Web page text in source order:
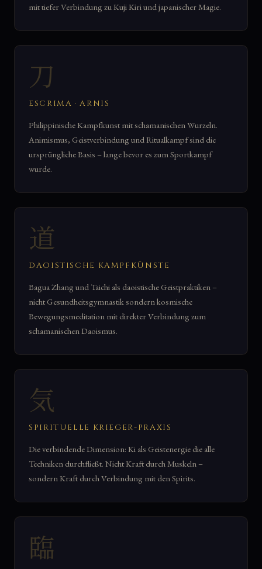
mit tiefer Verbindung zu Kuji Kiri und japanischer Magie.
刀
ESCRIMA · ARNIS
Philippinische Kampfkunst mit schamanischen Wurzeln.
Animismus, Geistverbindung und Ritualkampf sind die
ursprüngliche Basis – lange bevor es zum Sportkampf
wurde.
道
DAOISTISCHE KAMPFKÜNSTE
Bagua Zhang und Taichi als daoistische Geistpraktiken –
nicht Gesundheitsgymnastik sondern kosmische
Bewegungsmeditation mit direkter Verbindung zum
schamanischen Daoismus.
気
SPIRITUELLE KRIEGER-PRAXIS
Die verbindende Dimension: Ki als Geistenergie die alle
Techniken durchfließt. Nicht Kraft durch Muskeln –
sondern Kraft durch Verbindung mit den Spirits.
臨